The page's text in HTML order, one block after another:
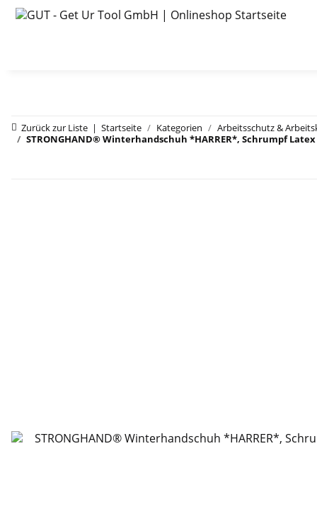
Zurück zur Liste Startseite Kategorien Arbeitsschutz &
STRONGHAND® Winterhandschuh *HARRER*, Schrumpf Latex